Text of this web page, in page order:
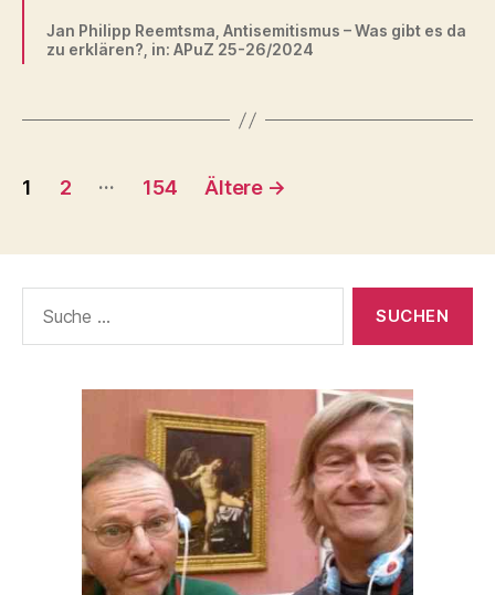
Jan Philipp Reemtsma, Antisemitismus – Was gibt es da
zu erklären?, in: APuZ 25-26/2024
Seitennummerierung
Beiträge
1 2 … 154 Ältere →
nach: